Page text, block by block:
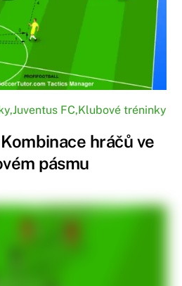
,Juventus FC,Klubové tréninky
hráčů ve
pásmu